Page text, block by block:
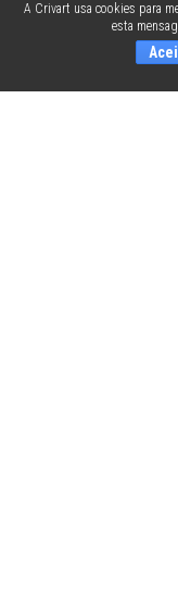
A Crivart usa cookies para
esta